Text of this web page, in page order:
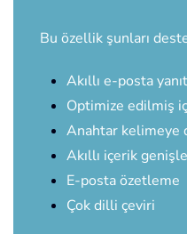
Bu özellik şunları
Akıllı e-posta
Optimize edilmiş
Anahtar kelimeye
Akıllı içerik
E-posta özetleme
Çok dilli çeviri